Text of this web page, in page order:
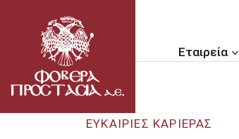
Εταιρεία
ΕΥΚΑΙΡΙΕΣ ΚΑΡΙΕΡΑΣ